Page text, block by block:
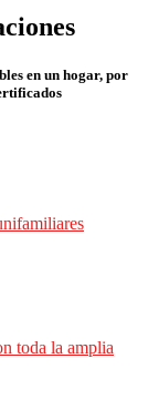
en un hogar, por
toda la amplia